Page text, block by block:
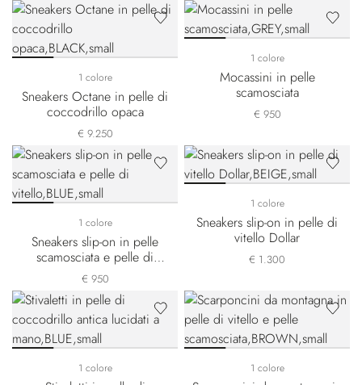
1 colore
Sneakers Octane in pelle di
coccodrillo opaca
€ 9.250
1 colore
Mocassini in pelle
scamosciata
€ 950
1 colore
Sneakers slip-on in pelle
scamosciata e pelle di
vitello
€ 950
1 colore
Sneakers slip-on in pelle di
vitello Dollar
€ 1.300
1 colore 1 colore